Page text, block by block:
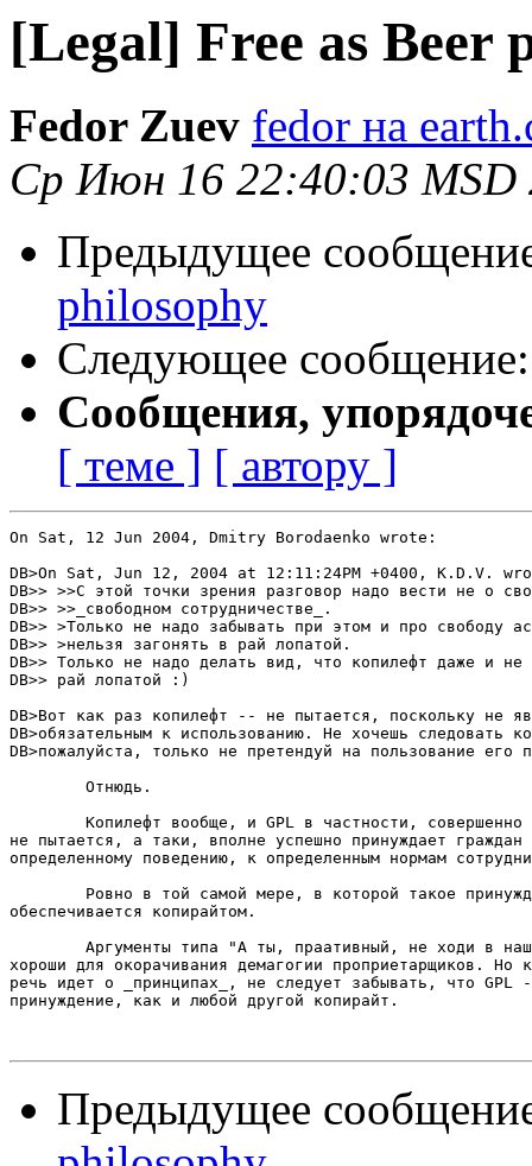
[Legal] Free as Beer
Fedor Zuev fedor на
Ср Июн 16 22:40:03 MSD
Предыдущее
philosophy
Следующее
Сообщения,
[ теме ] [ автору ]
On Sat, 12 Jun 2004, Dmitry Borodaenko wrote:
DB>On Sat, Jun 12, 2004 at 12:11:24PM +0400, K.D.V.
DB>> >>С этой точки зрения разговор надо вести не о
DB>> >>_свободном сотрудничестве_.
DB>> >Только не надо забывать при этом и про свободу
DB>> >нельзя загонять в рай лопатой.
DB>> Только не надо делать вид, что копилефт даже и не
DB>> рай лопатой :)
DB>Вот как раз копилефт -- не пытается, поскольку не
DB>обязательным к использованию. Не хочешь следовать
DB>пожалуйста, только не претендуй на пользование его
не пытается, а таки, вполне успешно принуждает граждан
определенному поведению, к определенным нормам
обеспечивается копирайтом.
хороши для окорачивания демагогии проприетарщиков. Но
речь идет о _принципах_, не следует забывать, что GPL
принуждение, как и любой другой копирайт.
Предыдущее